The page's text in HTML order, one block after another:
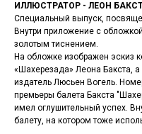
ИЛЛЮСТРАТОР - ЛЕОН
Специальный выпуск,
Внутри приложение с
золотым тиснением.
На обложке изображен эскиз
«Шахерезада» Леона Бакста,
издатель Люсьен Вогель.
премьеры балета Бакста
имел оглушительный успех.
балету, на котором тоже